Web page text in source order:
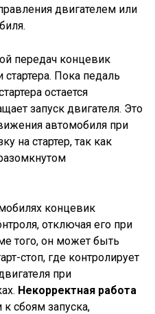
двигателем или
передач концевик
стартера. Пока педаль
остается
запуск двигателя. Это
автомобиля при
на стартер, так как
концевик
отключая его при
того, он может быть
стоп, где контролирует
при
Некорректная работа
сбоям запуска,